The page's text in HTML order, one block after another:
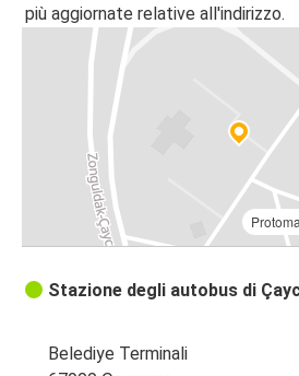
più aggiornate relative all'indirizzo.
Stazione degli autobus di
Belediye Terminali